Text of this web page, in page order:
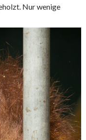
Nur wenige